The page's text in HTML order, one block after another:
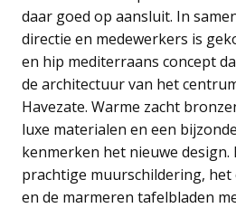
daar goed op aansluit. In
directie en medewerkers is
en hip mediterraans concept
de architectuur van het
Havezate. Warme zacht
luxe materialen en een
kenmerken het nieuwe design.
prachtige muurschildering,
en de marmeren tafelbladen